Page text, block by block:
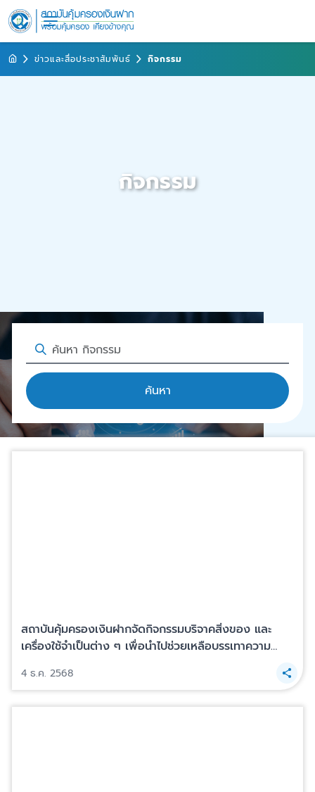
ข่าวและสื่อประชาสัมพันธ์ กิจกรรม
กิจกรรม
ค้นหา
สถาบันคุ้มครองเงินฝากจัดกิจกรรมบริจาคสิ่งของ และ
เครื่องใช้จำเป็นต่าง ๆ เพื่อนำไปช่วยเหลือบรรเทาความ
พื้นที่ภาคใต้ ถวายเป็นพระราชกุศล 5 ธันวาคม 2568
4 ธ.ค. 2568